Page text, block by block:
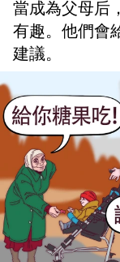
當成為父母后
有趣。他們會
建議。